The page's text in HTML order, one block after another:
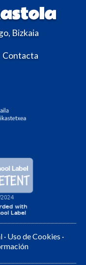
Bizkaia
Contacta
· Uso de Cookies ·